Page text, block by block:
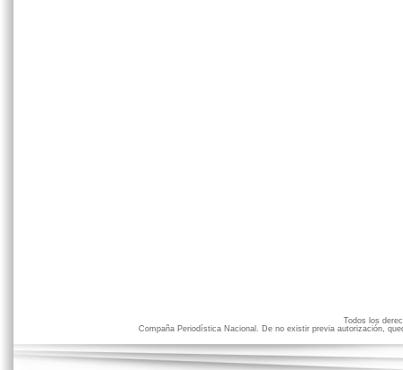
Todos los
Compaña Periodística Nacional. De no existir previa autorización,